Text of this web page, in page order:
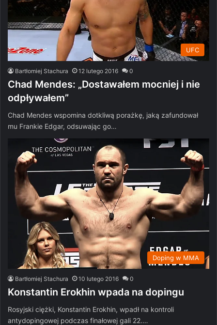
UFC
Bartłomiej Stachura 12 lutego 2016 0
Chad Mendes: „Dostawałem mocniej i nie
odpływałem”
Chad Mendes wspomina dotkliwą porażkę, jaką zafundował
mu Frankie Edgar, odsuwając go…
Doping w MMA
Bartłomiej Stachura 10 lutego 2016 0
Konstantin Erokhin wpada na dopingu
Rosyjski ciężki, Konstantin Erokhin, wpadł na kontroli
antydopingowej podczas finałowej gali 22.…